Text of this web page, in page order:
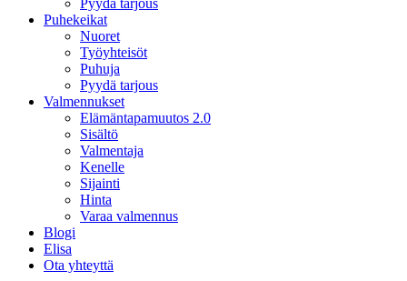
Pyydä tarjous
Puhekeikat
Nuoret
Työyhteisöt
Puhuja
Pyydä tarjous
Valmennukset
Elämäntapamuutos 2.0
Sisältö
Valmentaja
Kenelle
Sijainti
Hinta
Varaa valmennus
Blogi
Elisa
Ota yhteyttä